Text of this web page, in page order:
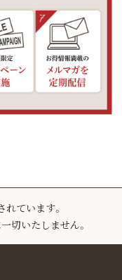
ています。
切いたしません。